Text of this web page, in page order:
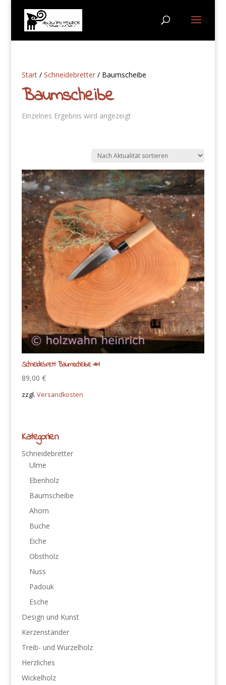
Start/ Schneidebretter/ Baumscheibe
Baumscheibe
Einzelnes Ergebnis wird angezeigt
Schneidebrett Baumscheibe #1
89,00 €
zzgl. Versandkosten
Kategorien
Schneidebretter
Ulme
Ebenholz
Baumscheibe
Ahorn
Buche
Eiche
Obstholz
Nuss
Padouk
Esche
Design und Kunst
Kerzenständer
Treib- und Wurzelholz
Herzliches
Wickelholz